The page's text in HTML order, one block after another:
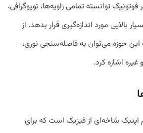
فوتونیک توانسته تمامی زاویه‌ها، توپوگرافی،
بالایی مورد اندازه‌گیری قرار بدهد. از
این حوزه می‌توان به فاصله‌سنجی نوری،
اشاره کرد.
اپتیک شاخه‌ای از فیزیک است که برای